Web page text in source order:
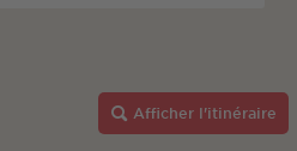
Afficher l'itinéraire